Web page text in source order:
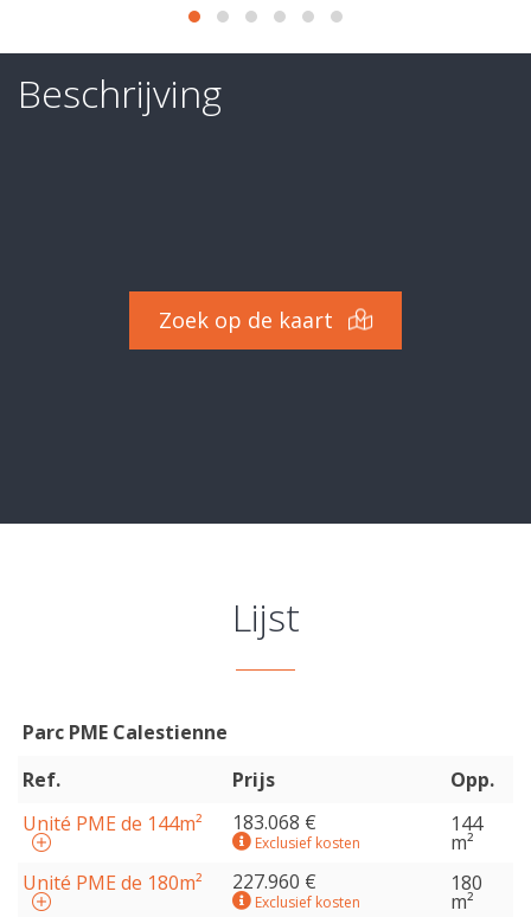
Ze
vertrouwen
Expertise
Beschrijving
Zoek op de kaart
Lijst
Parc PME Calestienne
Ref.
Prijs
Opp.
Unité PME de 144m²
183.068 €
Exclusief kosten
144
m²
Unité PME de 180m²
227.960 €
Exclusief kosten
180
m²